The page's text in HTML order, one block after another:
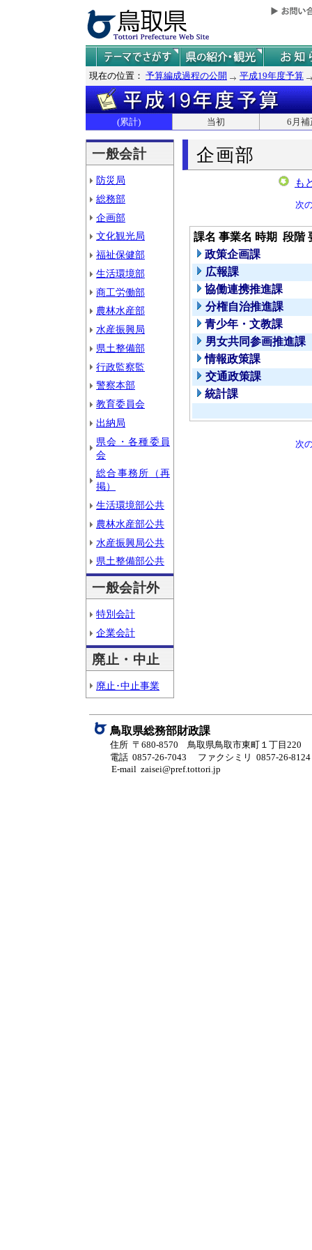
現在の位置： 予算編成過程の公開 平成19年度予算
(累計) 当初 6月補
一般会計
防災局
総務部
企画部
文化観光局
福祉保健部
生活環境部
商工労働部
農林水産部
水産振興局
県土整備部
行政監察監
警察本部
教育委員会
出納局
県会・各種委員
会
総合事務所（再
掲）
生活環境部公共
農林水産部公共
水産振興局公共
県土整備部公共
一般会計外
特別会計
企業会計
廃止・中止
廃止･中止事業
企画部
も
次
課名 事業名 時期 段階
政策企画課
広報課
協働連携推進課
分権自治推進課
青少年・文教課
男女共同参画推進課
情報政策課
交通政策課
統計課
次
鳥取県総務部財政課
住所 〒680-8570 鳥取県鳥取市東町１丁目220
電話 0857-26-7043
ファクシミリ 0857-26-8124
E-mail zaisei@pref.tottori.jp